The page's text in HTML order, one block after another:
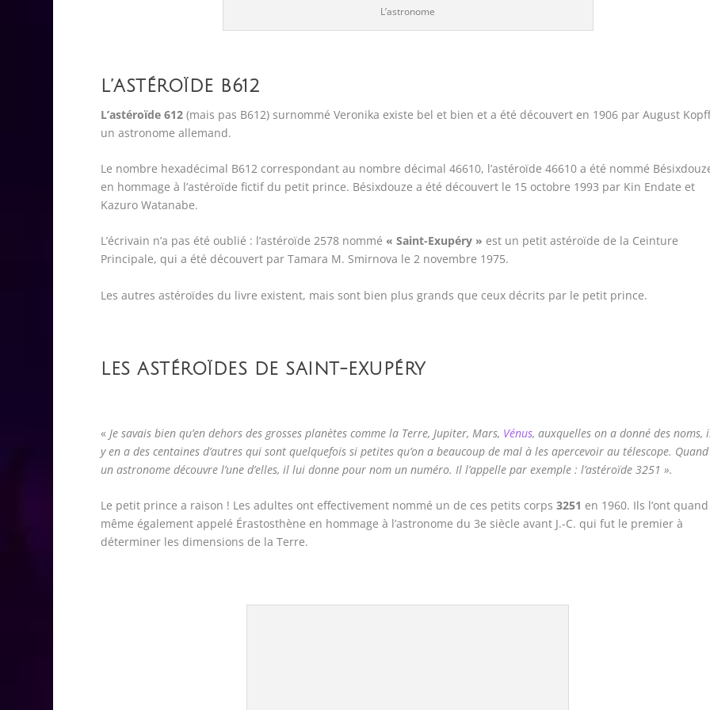
L’astronome
L’ASTÉROÏDE B612
L’astéroïde 612 (mais pas B612) surnommé Veronika existe bel et bien et a été découvert en 1906 par August
un astronome allemand.
Le nombre hexadécimal B612 correspondant au nombre décimal 46610, l’astéroïde 46610 a été nommé
en hommage à l’astéroïde fictif du petit prince. Bésixdouze a été découvert le 15 octobre 1993 par Kin Endate et
Kazuro Watanabe.
L’écrivain n’a pas été oublié : l’astéroïde 2578 nommé « Saint-Exupéry » est un petit astéroïde de la Ceinture
Principale, qui a été découvert par Tamara M. Smirnova le 2 novembre 1975.
Les autres astéroïdes du livre existent, mais sont bien plus grands que ceux décrits par le petit prince.
LES ASTÉROÏDES DE SAINT-EXUPÉRY
«Je savais bien qu’en dehors des grosses planètes comme la Terre, Jupiter, Mars, Vénus, auxquelles on a donné des noms,
y en a des centaines d’autres qui sont quelquefois si petites qu’on a beaucoup de mal à les apercevoir au télescope. Quand
un astronome découvre l’une d’elles, il lui donne pour nom un numéro. Il l’appelle par exemple : l’astéroïde 3251 ».
Le petit prince a raison ! Les adultes ont effectivement nommé un de ces petits corps3251 en 1960. Ils l’ont quand
même également appelé Érastosthène en hommage à l’astronome du 3e siècle avant J.-C. qui fut le premier à
déterminer les dimensions de la Terre.